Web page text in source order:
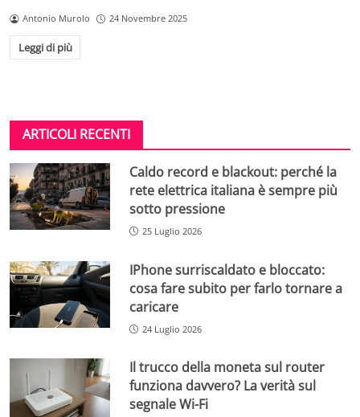
Antonio Murolo 24 Novembre 2025
Leggi di più
ARTICOLI RECENTI
Caldo record e blackout: perché la
rete elettrica italiana è sempre più
sotto pressione
25 Luglio 2026
IPhone surriscaldato e bloccato:
cosa fare subito per farlo tornare a
caricare
24 Luglio 2026
Il trucco della moneta sul router
funziona davvero? La verità sul
segnale Wi-Fi